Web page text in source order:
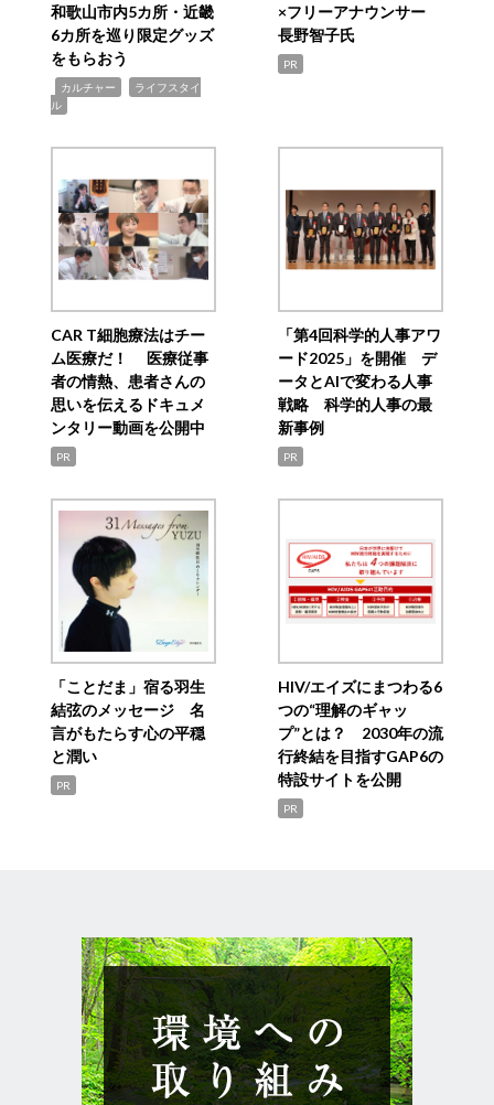
和歌山市内5カ所・近畿
6カ所を巡り限定グッズ
をもらおう
カルチャー
ライフスタイ
ル
×フリーアナウンサー
長野智子氏
PR
CAR T細胞療法はチー
ム医療だ！ 医療従事
者の情熱、患者さんの
思いを伝えるドキュメ
ンタリー動画を公開中
PR
「第4回科学的人事アワ
ード2025」を開催 デ
ータとAIで変わる人事
戦略 科学的人事の最
新事例
PR
「ことだま」宿る羽生
結弦のメッセージ 名
言がもたらす心の平穏
と潤い
PR
HIV/エイズにまつわる6
つの“理解のギャッ
プ”とは？ 2030年の流
行終結を目指すGAP6の
特設サイトを公開
PR